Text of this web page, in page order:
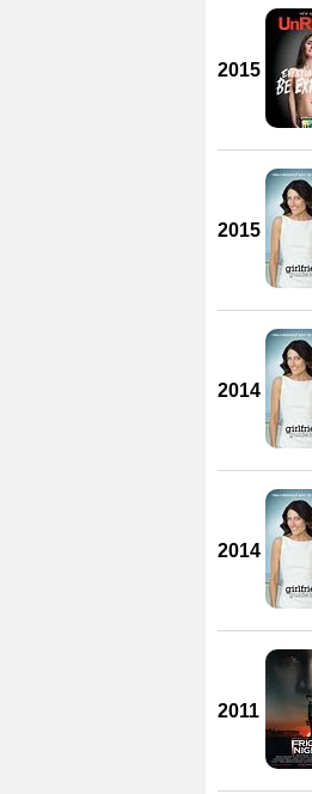
2015
2015
2014
2014
2011